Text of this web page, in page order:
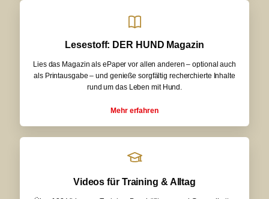
Lesestoff: DER HUND Magazin
Lies das Magazin als ePaper vor allen anderen – optional auch
als Printausgabe – und genieße sorgfältig recherchierte Inhalte
rund um das Leben mit Hund.
Mehr erfahren
Videos für Training & Alltag